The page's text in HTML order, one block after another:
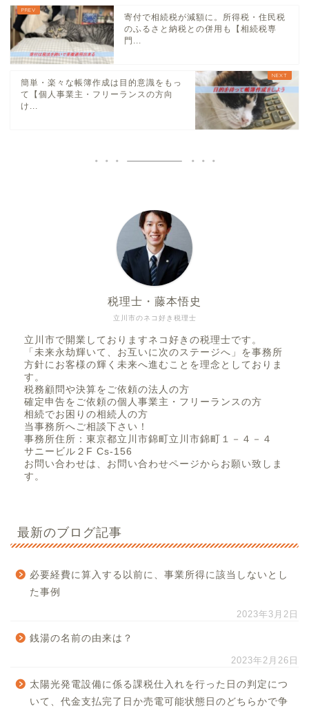
寄付で相続税が減額に。所得税・住民税
のふるさと納税との併用も【相続税専
門...
簡単・楽々な帳簿作成は目的意識をもっ
て【個人事業主・フリーランスの方向
け...
立川市のネコ好き税理士
税理士・藤本悟史
立川市で開業しておりますネコ好きの税理士です。
「未来永劫輝いて、お互いに次のステージへ」を事務所
方針にお客様の輝く未来へ進むことを理念としておりま
す。
税務顧問や決算をご依頼の法人の方
確定申告をご依頼の個人事業主・フリーランスの方
相続でお困りの相続人の方
当事務所へご相談下さい！
事務所住所：東京都立川市錦町立川市錦町１－４－４
サニービル２F Cs-156
お問い合わせは、お問い合わせページからお願い致しま
す。
最新のブログ記事
必要経費に算入する以前に、事業所得に該当しないとし
た事例
2023年3月2日
銭湯の名前の由来は？
2023年2月26日
太陽光発電設備に係る課税仕入れを行った日の判定につ
いて、代金支払完了日か売電可能状態日のどちらかで争